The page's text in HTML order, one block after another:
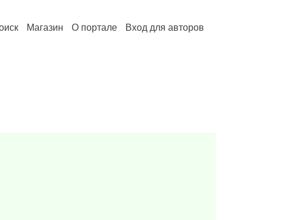
Магазин О портале Вход для авторов